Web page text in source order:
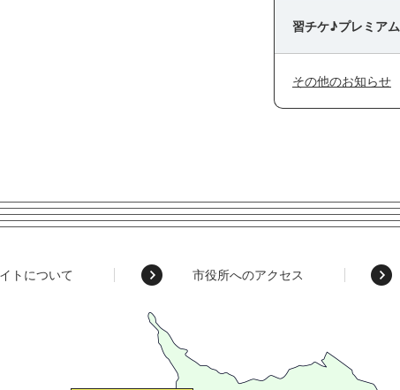
習チケ♪プレミアム
その他のお知らせ
トについて 市役所へのアクセス